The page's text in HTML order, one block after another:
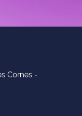
Cornes -